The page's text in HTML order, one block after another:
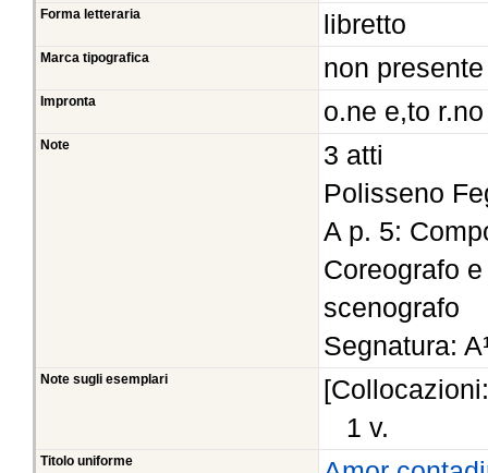
Forma letteraria libretto
Marca tipografica non presente
Impronta o.ne e,to
Note
3 atti
Polisseno
A p. 5:
Coreografo
scenografo
Segnatura:
Note sugli esemplari
1 v.
Titolo uniforme